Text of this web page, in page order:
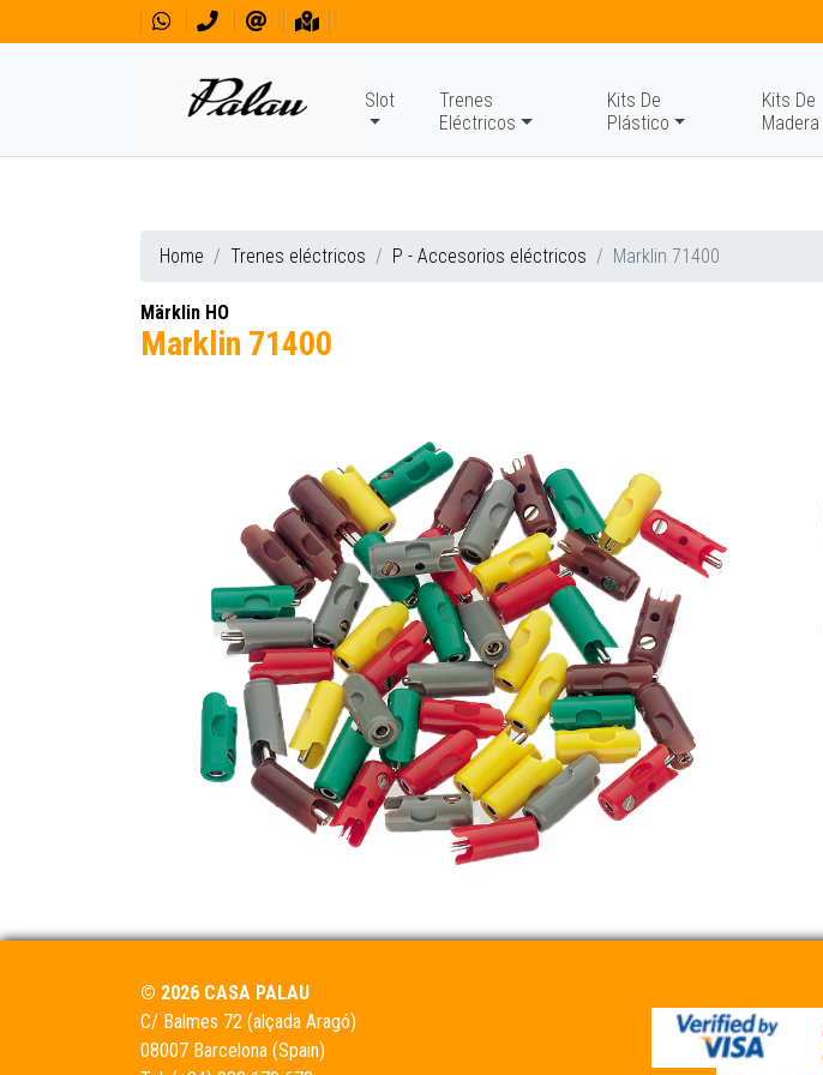
Slot
Trenes
Eléctricos
Kits De
Plástico
Kits De
Madera
Home Trenes eléctricos P - Accesorios eléctricos Marklin 71400
Märklin HO
Marklin 71400
© 2026 CASA PALAU
C/ Balmes 72 (alçada Aragó)
08007 Barcelona (Spain)